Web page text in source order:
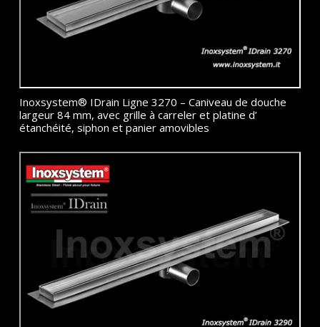
Inoxsystem® IDrain Ligne 3270 – Caniveau de douche
largeur 84 mm, avec grille à carreler et platine d’
étanchéité, siphon et panier amovibles